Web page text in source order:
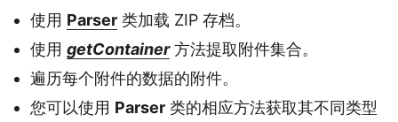
使用 Parser 类加载 ZIP 存档。
使用 getContainer方法提取附件集合。
遍历每个附件的数据的附件。
您可以使用 Parser 类的相应方法获取其不同类型